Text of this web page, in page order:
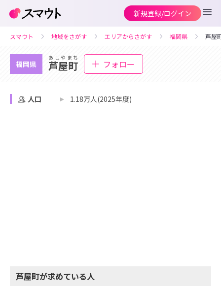
新規登録/ログイン
スマウト 地域をさがす エリアからさがす 福岡県 芦屋
福岡県
あしやまち
芦屋町 フォロー
人口 1.18万人(2025年度)
芦屋町が求めている人